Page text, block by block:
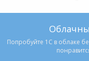
Попробуйте 1С в облаке